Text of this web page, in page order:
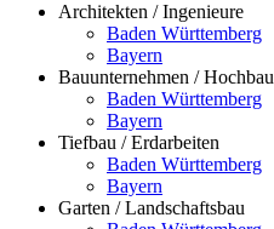
Architekten / Ingenieure
Baden Württemberg
Bayern
Bauunternehmen / Hochbau
Baden Württemberg
Bayern
Tiefbau / Erdarbeiten
Baden Württemberg
Bayern
Garten / Landschaftsbau